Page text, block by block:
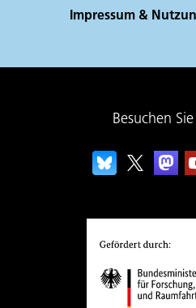
Impressum &
Besuchen